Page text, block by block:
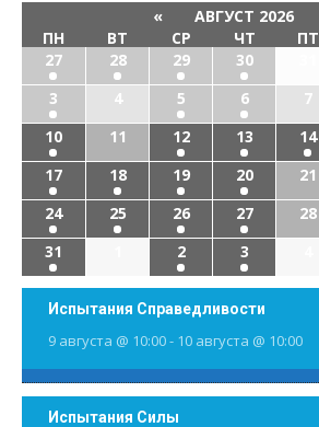
« АВГУСТ 2026
ПН
ВТ СР ЧТ ПТ
27
28 29 30
3
4 5 6 7
10
11 12 13 14
17
18 19 20 21
24
25 26 27 28
31
2 3
Испытания Справедливости
9 августа @ 10:00- 10 августа @ 10:00
Испытания Силы